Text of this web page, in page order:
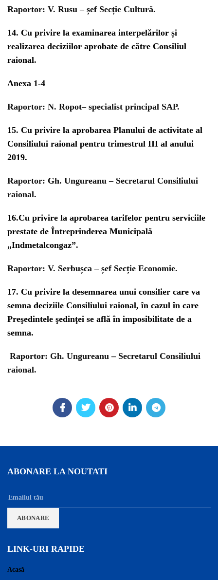
Raportor: V. Rusu – șef Secție Cultură.
14. Cu privire la examinarea interpelărilor și
realizarea deciziilor aprobate de către Consiliul
raional.
Anexa 1-4
Raportor: N. Ropot– specialist principal SAP.
15. Cu privire la aprobarea Planului de activitate al
Consiliului raional pentru trimestrul III al anului
2019.
Raportor: Gh. Ungureanu – Secretarul Consiliului
raional.
16.Cu privire la aprobarea tarifelor pentru serviciile
prestate de Întreprinderea Municipală
„Indmetalcongaz”.
Raportor: V. Serbușca – șef Secție Economie.
17. Cu privire la desemnarea unui consilier care va
semna deciziile Consiliului raional, în cazul în care
Preşedintele şedinţei se află în imposibilitate de a
semna.
Raportor: Gh. Ungureanu – Secretarul Consiliului
raional.
ABONARE LA NOUTATI
LINK-URI RAPIDE
Acasă